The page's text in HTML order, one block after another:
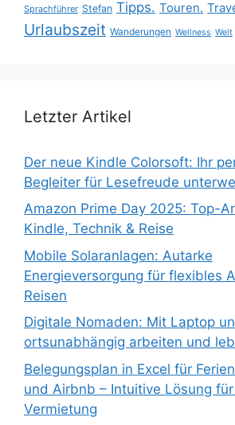
Sprachführer Stefan Tipps. Touren.
Urlaubszeit Wanderungen Wellness Welt
Letzter Artikel
Der neue Kindle Colorsoft: Ihr
Begleiter für Lesefreude
Amazon Prime Day 2025: Top-
Kindle, Technik & Reise
Mobile Solaranlagen: Autarke
Energieversorgung für flexibles
Reisen
Digitale Nomaden: Mit Laptop
ortsunabhängig arbeiten und
Belegungsplan in Excel für
und Airbnb – Intuitive Lösung für
Vermietung